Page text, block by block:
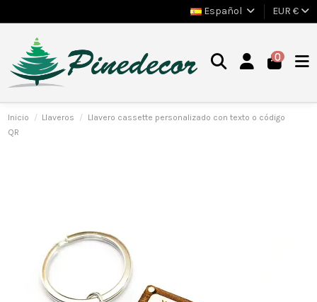
Español EUR €
0
Inicio Llaveros
Llavero cassette personalizado con texto o código
QR